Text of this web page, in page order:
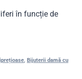
în funcție de
, Bijuterii damă cu